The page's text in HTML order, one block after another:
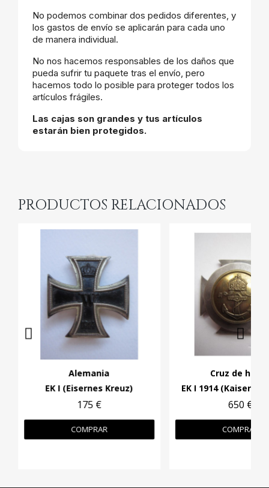
No podemos combinar dos pedidos diferentes, y
los gastos de envío se aplicarán para cada uno
de manera individual.
No nos hacemos responsables de los daños que
pueda sufrir tu paquete tras el envío, pero
hacemos todo lo posible para proteger todos los
artículos frágiles.
Las cajas son grandes y tus artículos
estarán bien protegidos.
PRODUCTOS RELACIONADOS
Alemania
EK I (Eisernes Kreuz)
175 €
COMPRAR
Cruz de
650 €
COMPRAR